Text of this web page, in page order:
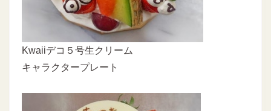
Kwaiiデコ５号生クリーム
キャラクタープレート